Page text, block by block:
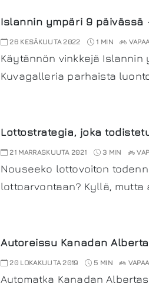
Islannin ympäri 9 päivässä
26 KESÄKUUTA 2022 1 MIN
Käytännön vinkkejä
Kuvagalleria parhaista
Lottostrategia, joka
21 MARRASKUUTA 2021 3 MIN
Nouseeko lottovoiton
lottoarvontaan? Kyllä, mutta
Autoreissu Kanadan
20 LOKAKUUTA 2019 5 MIN
Automatka Kanadan